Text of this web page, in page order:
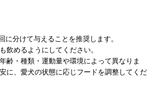
に分けて与えることを推奨します。
飲めるようにしてください。
齢・種類・運動量や環境によって異なりま
に、愛犬の状態に応じフードを調整してくだ